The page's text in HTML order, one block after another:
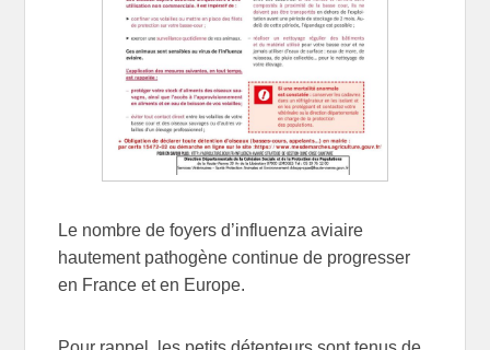
Le nombre de foyers d’influenza aviaire
hautement pathogène continue de progresser
en France et en Europe.